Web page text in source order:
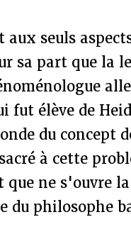
aux seuls
sa part que la
fut élève de
du concept
à cette
que ne s'ouvre
du philosophe